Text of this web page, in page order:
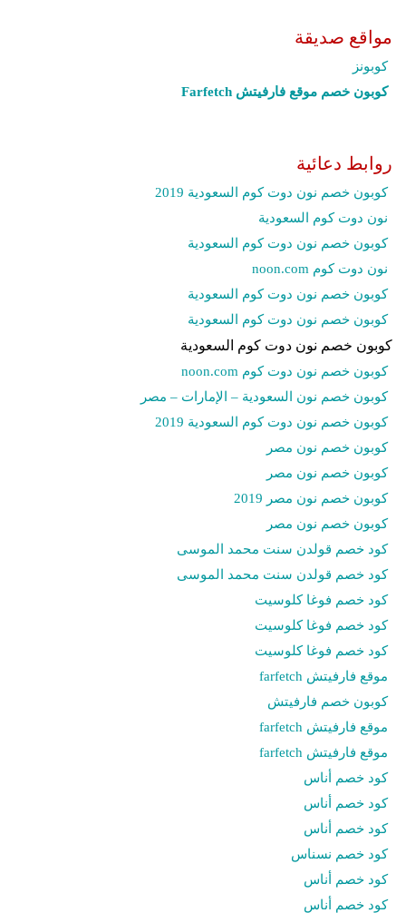
مواقع صديقة
كوبونز
كوبون خصم موقع فارفيتش Farfetch‎
روابط دعائية
كوبون خصم نون دوت كوم السعودية 2019
نون دوت كوم السعودية
كوبون خصم نون دوت كوم السعودية
نون دوت كوم noon.com
كوبون خصم نون دوت كوم السعودية
كوبون خصم نون دوت كوم السعودية
كوبون خصم نون دوت كوم السعودية
كوبون خصم نون دوت كوم noon.com
كوبون خصم نون السعودية – الإمارات – مصر
كوبون خصم نون دوت كوم السعودية 2019
كوبون خصم نون مصر
كوبون خصم نون مصر
كوبون خصم نون مصر 2019
كوبون خصم نون مصر
كود خصم قولدن سنت محمد الموسى
كود خصم قولدن سنت محمد الموسى
كود خصم فوغا كلوسيت
كود خصم فوغا كلوسيت
كود خصم فوغا كلوسيت
موقع فارفيتش farfetch
كوبون خصم فارفيتش
موقع فارفيتش farfetch
موقع فارفيتش farfetch
كود خصم أناس
كود خصم أناس
كود خصم أناس
كود خصم نسناس
كود خصم أناس
كود خصم أناس